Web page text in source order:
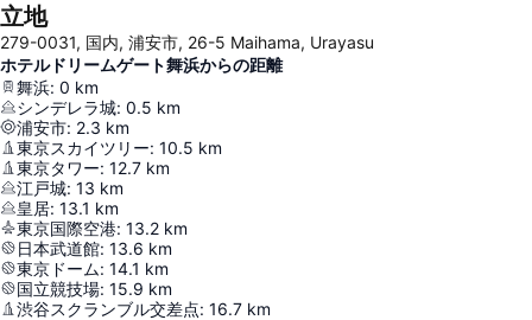
立地
279-0031, 国内, 浦安市, 26-5 Maihama, Urayasu
ホテルドリームゲート舞浜からの距離
舞浜: 0 km
シンデレラ城: 0.5 km
浦安市: 2.3 km
東京スカイツリー: 10.5 km
東京タワー: 12.7 km
江戸城: 13 km
皇居: 13.1 km
東京国際空港: 13.2 km
日本武道館: 13.6 km
東京ドーム: 14.1 km
国立競技場: 15.9 km
渋谷スクランブル交差点: 16.7 km